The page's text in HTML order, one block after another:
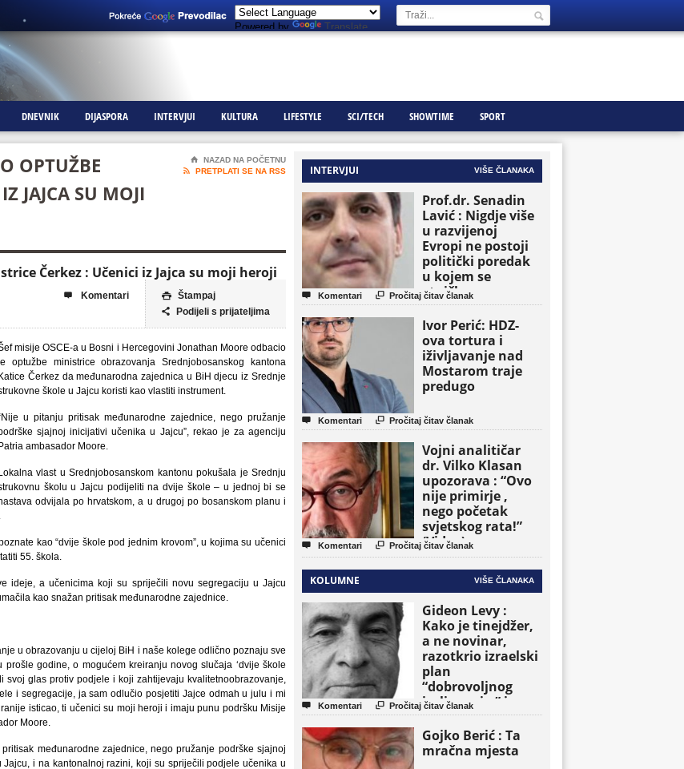
Powered by Translate
DNEVNIK DIJASPORA INTERVJUI KULTURA LIFESTYLE SCI/TECH SHOWTIME SPORT
OPTUŽBE
JAJCA SU MOJI
⌂
NAZAD NA POČETNU

PRETPLATI SE NA RSS
Čerkez : Učenici iz Jajca su moji heroji
 Štampaj
 Podijeli s prijateljima
 Komentari
misije OSCE-a u Bosni i Hercegovini Jonathan Moore odbacio
optužbe ministrice obrazovanja Srednjobosanskog kantona
Katice Čerkez da međunarodna zajednica u BiH djecu iz Srednje
škole u Jajcu koristi kao vlastiti instrument.
u pitanju pritisak međunarodne zajednice, nego pružanje
sjajnoj inicijativi učenika u Jajcu”, rekao je za agenciju
Patria ambasador Moore.
Lokalna vlast u Srednjobosanskom kantonu pokušala je Srednju
školu u Jajcu podijeliti na dvije škole – u jednoj bi se
odvijala po hrvatskom, a u drugoj po bosanskom planu i
kao “dvije škole pod jednim krovom”, u kojima su učenici
55. škola.
ideje, a učenicima koji su spriječili novu segregaciju u Jajcu
kao snažan pritisak međunarodne zajednice.
u obrazovanju u cijeloj BiH i naše kolege odlično poznaju sve
godine, o mogućem kreiranju novog slučaja ‘dvije škole
glas protiv podjele i koji zahtijevaju kvalitetnoobrazovanje,
i segregacije, ja sam odlučio posjetiti Jajce odmah u julu i mi
isticao, ti učenici su moji heroji i imaju punu podršku Misije
Moore.
međunarodne zajednice, nego pružanje podrške sjajnoj
i na kantonalnoj razini, koji su spriječili podjele učenika u
INTERVJUI VIŠE ČLANAKA
Prof.dr. Senadin
Lavić : Nigdje više
u razvijenoj
Evropi ne postoji
politički poredak
u kojem se
etničke grupe
pojavljuju kao
osnovne političke
jedinice
 Komentari  Pročitaj čitav članak
Ivor Perić: HDZ-
ova tortura i
iživljavanje nad
Mostarom traje
predugo
 Komentari  Pročitaj čitav članak
Vojni analitičar
dr. Vilko Klasan
upozorava : “Ovo
nije primirje ,
nego početak
svjetskog rata!”
(Video)
 Komentari  Pročitaj čitav članak
KOLUMNE VIŠE ČLANAKA
Gideon Levy :
Kako je tinejdžer,
a ne novinar,
razotkrio izraelski
plan
“dobrovoljnog
iseljavanja ” iz
Gaze
 Komentari  Pročitaj čitav članak
Gojko Berić : Ta
mračna mjesta